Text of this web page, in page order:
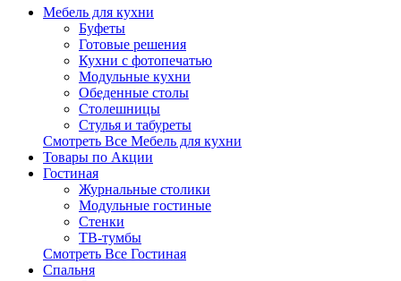
Мебель для кухни
Буфеты
Готовые решения
Кухни с фотопечатью
Модульные кухни
Обеденные столы
Столешницы
Стулья и табуреты
Смотреть Все Мебель для кухни
Товары по Акции
Гостиная
Журнальные столики
Модульные гостиные
Стенки
ТВ-тумбы
Смотреть Все Гостиная
Спальня